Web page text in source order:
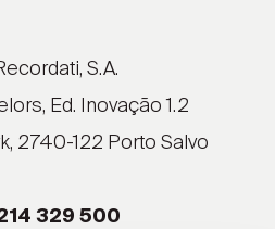
®
®
®
S.A.
Ed. Inovação 1.2
2740-122 Porto Salvo
329 500